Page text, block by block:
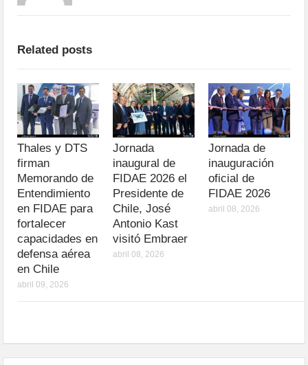
Related posts
Thales y DTS
firman
Memorando de
Entendimiento
en FIDAE para
fortalecer
capacidades en
defensa aérea
en Chile
abril 09, 2026
Jornada
inaugural de
FIDAE 2026 el
Presidente de
Chile, José
Antonio Kast
visitó Embraer
abril 08, 2026
Jornada de
inauguración
oficial de
FIDAE 2026
abril 08, 2026